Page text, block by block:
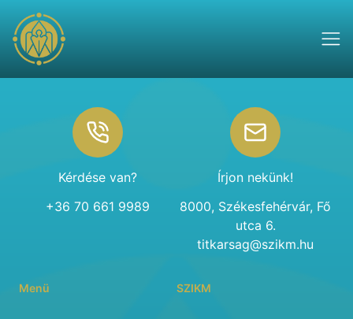
Kérdése van?
+36 70 661 9989
Írjon nekünk!
8000, Székesfehérvár, Fő
utca 6.
titkarsag@szikm.hu
Menü SZIKM